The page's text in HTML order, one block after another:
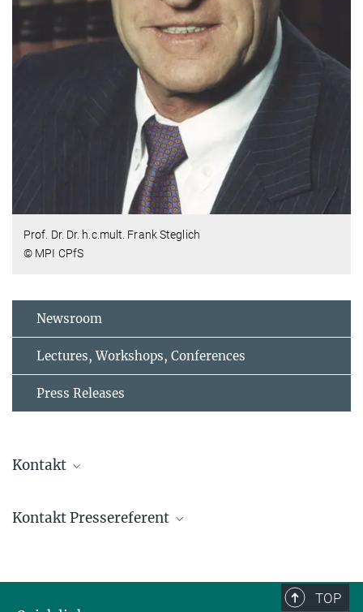
Prof. Dr. Dr. h.c.mult. Frank Steglich
© MPI CPfS
Newsroom
Lectures, Workshops, Conferences
Press Releases
Kontakt
Director Emeritus
Kontakt Pressereferent
TOP